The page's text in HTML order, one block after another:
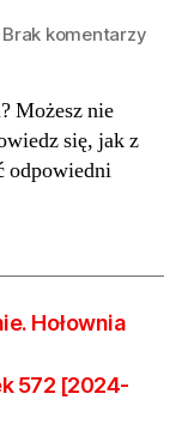
Brak komentarzydo
Możesz nie
się, jak z
odpowiedni
Hołownia
572 [2024-